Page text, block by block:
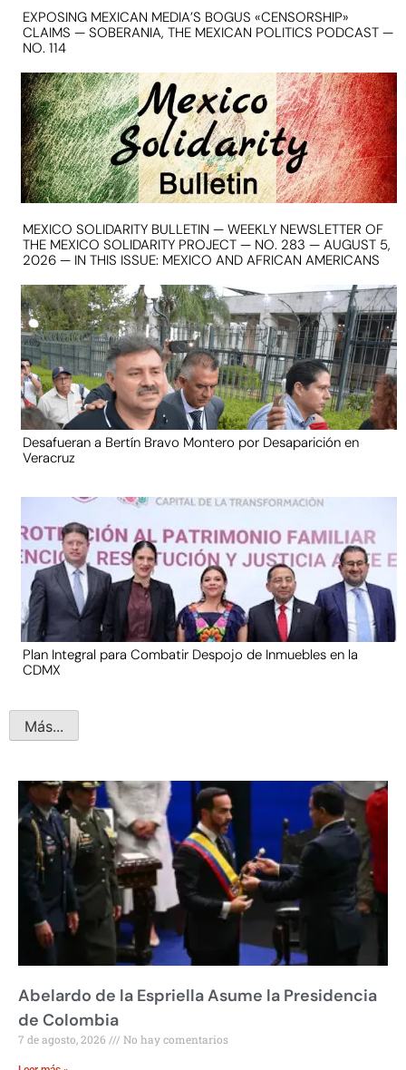
EXPOSING MEXICAN MEDIA’S BOGUS «CENSORSHIP»
CLAIMS — SOBERANIA, THE MEXICAN POLITICS PODCAST —
NO. 114
MEXICO SOLIDARITY BULLETIN — WEEKLY NEWSLETTER OF
THE MEXICO SOLIDARITY PROJECT — NO. 283 — AUGUST 5,
2026 — IN THIS ISSUE: MEXICO AND AFRICAN AMERICANS
Desafueran a Bertín Bravo Montero por Desaparición en
Veracruz
Plan Integral para Combatir Despojo de Inmuebles en la
CDMX
Más...
Abelardo de la Espriella Asume la Presidencia
de Colombia
7 de agosto, 2026 No hay comentarios